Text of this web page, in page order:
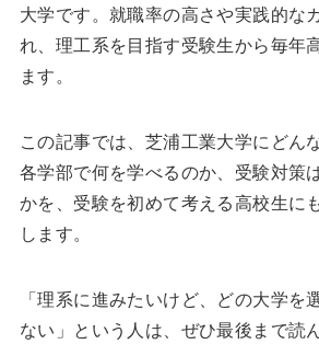
大学です。就職率の高さや実践的な
れ、理工系を目指す受験生から毎年
ます。
この記事では、芝浦工業大学にどん
各学部で何を学べるのか、受験対策
かを、受験を初めて考える高校生に
します。
「理系に進みたいけど、どの大学を
ない」という人は、ぜひ最後まで読